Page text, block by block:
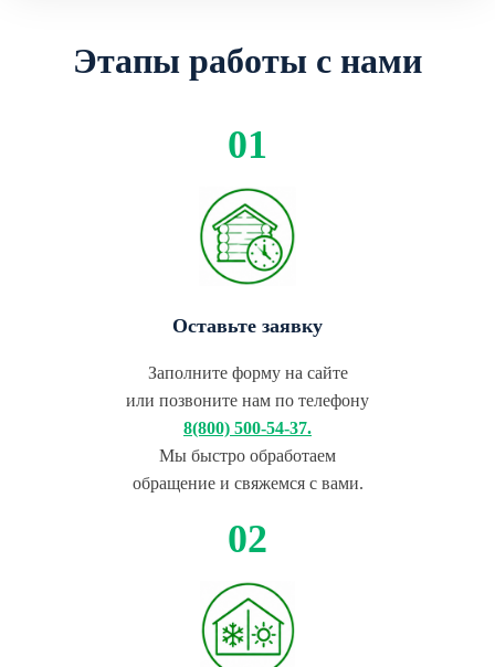
Этапы работы с нами
Оставьте заявку
Заполните форму на сайте
или позвоните нам по телефону
8(800) 500-54-37.
Мы быстро обработаем
обращение и свяжемся с вами.